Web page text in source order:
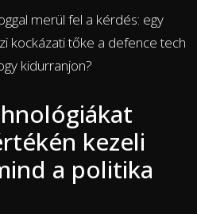
merül fel a kérdés: egy
kockázati tőke a defence tech
kidurranjon?
kezeli
a politika